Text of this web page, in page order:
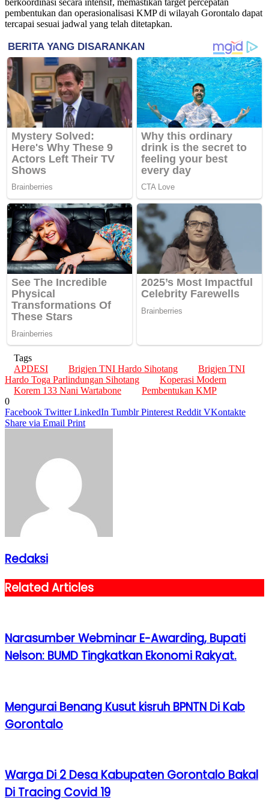
pembentukan dan operasionalisasi KMP di wilayah Gorontalo dapat
tercapai sesuai jadwal yang telah ditetapkan.
Tags
APDESI
Brigjen TNI Hardo Sihotang
Brigjen TNI
Hardo Toga Parlindungan Sihotang
Koperasi Modern
Korem 133 Nani Wartabone
Pembentukan KMP
0
Facebook Twitter LinkedIn Tumblr Pinterest Reddit VKontakte
Share via Email Print
Redaksi
Related Articles
Narasumber Webminar E-Awarding, Bupati
Nelson: BUMD Tingkatkan Ekonomi Rakyat.
Mengurai Benang Kusut kisruh BPNTN Di Kab
Gorontalo
Warga Di 2 Desa Kabupaten Gorontalo Bakal
Di Tracing Covid 19